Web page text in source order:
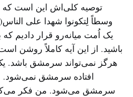
توصیه کلی‌اش این است که
یک اُمت میانه‌رو قرار دادیم
باشید. از این آیه کاملاً روشن
هرگز نمی‌تواند سرمشق باشد.
افتاده سرمشق نمی‌شود.
سرمشق می‌شود. من فکر